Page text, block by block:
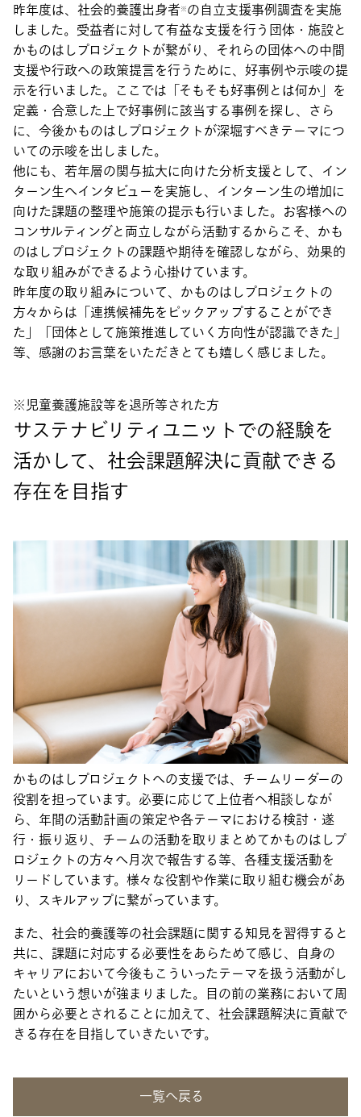
昨年度は、社会的養護出身者※の自立支援事例調査を実施
しました。受益者に対して有益な支援を行う団体・施設と
かものはしプロジェクトが繋がり、それらの団体への中間
支援や行政への政策提言を行うために、好事例や示唆の提
示を行いました。ここでは「そもそも好事例とは何か」を
定義・合意した上で好事例に該当する事例を探し、さら
に、今後かものはしプロジェクトが深堀すべきテーマにつ
いての示唆を出しました。
他にも、若年層の関与拡大に向けた分析支援として、イン
ターン生へインタビューを実施し、インターン生の増加に
向けた課題の整理や施策の提示も行いました。お客様への
コンサルティングと両立しながら活動するからこそ、かも
のはしプロジェクトの課題や期待を確認しながら、効果的
な取り組みができるよう心掛けています。
昨年度の取り組みについて、かものはしプロジェクトの
方々からは「連携候補先をピックアップすることができ
た」「団体として施策推進していく方向性が認識できた」
等、感謝のお言葉をいただきとても嬉しく感じました。
児童養護施設等を退所等された方
サステナビリティユニットでの経験を
活かして、社会課題解決に貢献できる
存在を目指す
かものはしプロジェクトへの支援では、チームリーダーの
役割を担っています。必要に応じて上位者へ相談しなが
ら、年間の活動計画の策定や各テーマにおける検討・遂
行・振り返り、チームの活動を取りまとめてかものはしプ
ロジェクトの方々へ月次で報告する等、各種支援活動を
リードしています。様々な役割や作業に取り組む機会があ
り、スキルアップに繋がっています。
また、社会的養護等の社会課題に関する知見を習得すると
共に、課題に対応する必要性をあらためて感じ、自身の
キャリアにおいて今後もこういったテーマを扱う活動がし
たいという想いが強まりました。目の前の業務において周
囲から必要とされることに加えて、社会課題解決に貢献で
きる存在を目指していきたいです。
一覧へ戻る